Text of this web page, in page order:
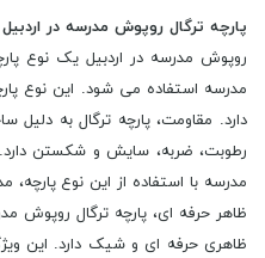
پارچه ترگال روپوش مدرسه در اردبیل
روپوش مدرسه در اردبیل یک نوع
مدرسه استفاده می شود. این نوع
دارد. مقاومت، پارچه ترگال به دلیل
رطوبت، ضربه، سایش و شکستن
مدرسه با استفاده از این نوع
ظاهر حرفه ای، پارچه ترگال روپوش
ظاهری حرفه ای و شیک دارد. این